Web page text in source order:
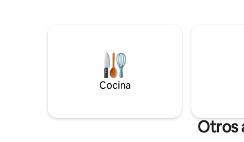
visitar: Nevers, Veselay, Pougues-les-
Eaux, Cosne-sur-Loire…
Entretenimiento: el Pal (parque de
atracciones y zoológico), circuito de
Cocina
Otros